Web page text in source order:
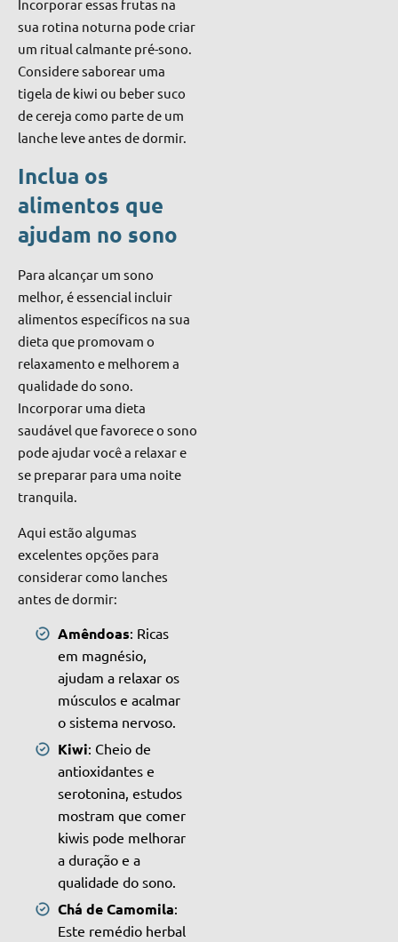
Incorporar essas frutas na
sua rotina noturna pode criar
um ritual calmante pré-sono.
Considere saborear uma
tigela de kiwi ou beber suco
de cereja como parte de um
lanche leve antes de dormir.
Inclua os
alimentos que
ajudam no sono
Para alcançar um sono
melhor, é essencial incluir
alimentos específicos na sua
dieta que promovam o
relaxamento e melhorem a
qualidade do sono.
Incorporar uma dieta
saudável que favorece o sono
pode ajudar você a relaxar e
se preparar para uma noite
tranquila.
Aqui estão algumas
excelentes opções para
considerar como lanches
antes de dormir:
Amêndoas: Ricas
em magnésio,
ajudam a relaxar os
músculos e acalmar
o sistema nervoso.
Kiwi: Cheio de
antioxidantes e
serotonina, estudos
mostram que comer
kiwis pode melhorar
a duração e a
qualidade do sono.
Chá de Camomila:
Este remédio herbal